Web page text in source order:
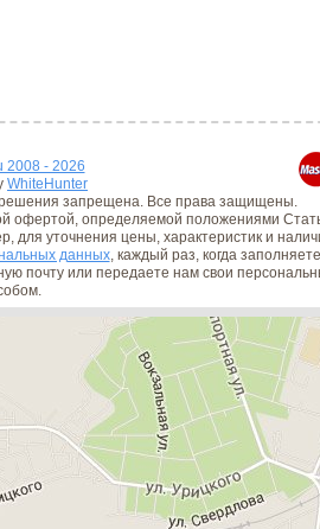
2008 - 2026
WhiteHunter
запрещена. Все права защищены.
офертой, определяемой положениями
для уточнения цены, характеристик и
данных, каждый раз, когда
почту или передаете нам свои